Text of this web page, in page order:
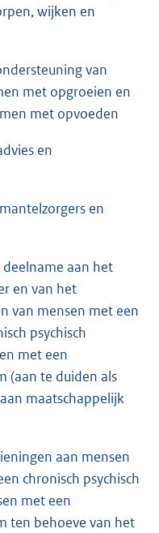
wijken en
van
met opgroeien en
met opvoeden
en
en
aan het
en van het
van mensen met een
psychisch
met een
(aan te duiden als
maatschappelijk
aan mensen
chronisch psychisch
met een
ten behoeve van het